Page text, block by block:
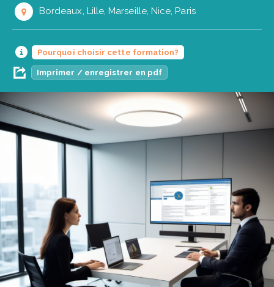
Bordeaux, Lille, Marseille, Nice, Paris
Pourquoi choisir cette formation?
Imprimer / enregistrer en pdf